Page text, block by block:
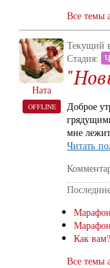
Все темы
Ната
OFFLINE
Текущий
Стадия:
Доброе
мне
Читать
Как вам?
Все темы